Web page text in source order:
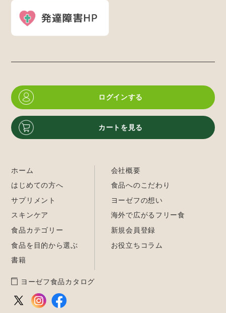
ログインする
カートを見る
ホーム
はじめての方へ
サプリメント
スキンケア
食品カテゴリー
食品を目的から選ぶ
書籍
会社概要
食品へのこだわり
ヨーゼフの想い
海外で広がるフリー食
新規会員登録
お役立ちコラム
ヨーゼフ食品カタログ